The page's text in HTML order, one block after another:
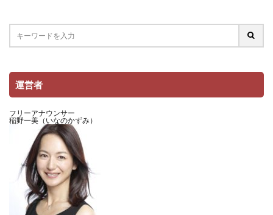
運営者
フリーアナウンサー
稲野一美（いなのかずみ）